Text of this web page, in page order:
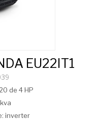
EU22IT1
de 4 HP
inverter